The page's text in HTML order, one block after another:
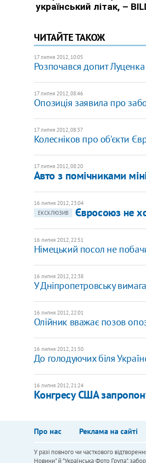
ЧИТАЙТЕ ТАКОЖ
17 липня 2012, 10:05
Розпочався допит Луценка
17 липня 2012, 08:46
Опозиція заявила про
17 липня 2012, 08:37
Колесніков про об'єкти
17 липня 2012, 08:20
Авто з помічниками
16 липня 2012, 23:04
ЕКСКЛЮЗИВ
Євросоюз не
16 липня 2012, 22:51
Німецький посол не
16 липня 2012, 22:38
У Дніпропетровську
16 липня 2012, 22:01
Олійник вважає позов
16 липня 2012, 21:50
До голодуючих біля
16 липня 2012, 21:24
Конгресу США
Про нас Реклама на сайті
У разі повного чи часткового
Новини" й "Українська Фото Група",